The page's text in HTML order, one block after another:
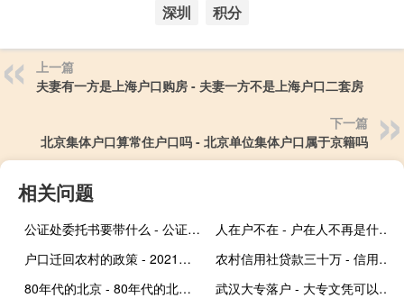
深圳
积分
上一篇
夫妻有一方是上海户口购房 - 夫妻一方不是上海户口二套房
下一篇
北京集体户口算常住户口吗 - 北京单位集体户口属于京籍吗
相关问题
公证处委托书要带什么 - 公证处办理房产委托书材料
人在户不在 - 户在人不再是什么意思
户口迁回农村的政策 - 2021年新规户口怎样迁回农村
农村信用社贷款三十万 - 信用社贷款十年了法院受理吗
80年代的北京 - 80年代的北京视频
武汉大专落户 - 大专文凭可以在武汉落户吗